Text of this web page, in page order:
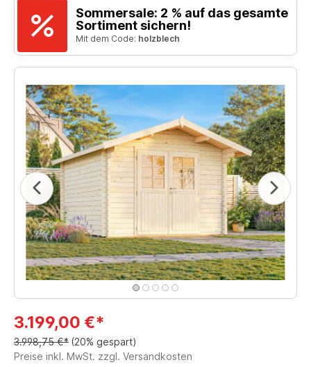
Sommersale: 2 % auf das gesamte
Sortiment sichern!
Mit dem Code: holzblech
3.199,00 €*
3.998,75 €* (20% gespart)
Preise inkl. MwSt. zzgl. Versandkosten